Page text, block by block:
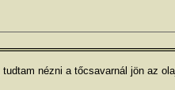
nézni a tőcsavarnál jön az